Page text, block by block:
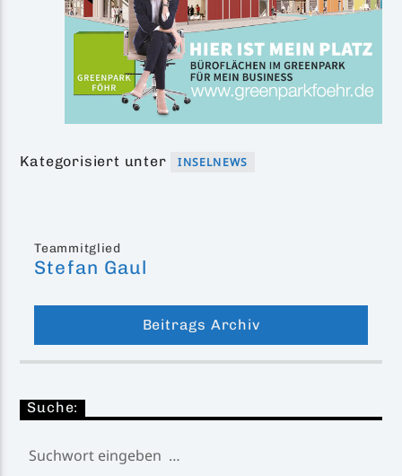
Kategorisiert unter INSELNEWS
Teammitglied
Stefan Gaul
Beitrags Archiv
Suche: